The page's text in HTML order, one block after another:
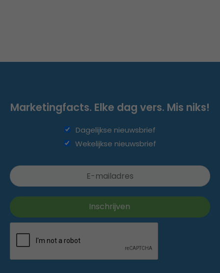
Marketingfacts. Elke dag vers. Mis niks!
Dagelijkse nieuwsbrief
Wekelijkse nieuwsbrief